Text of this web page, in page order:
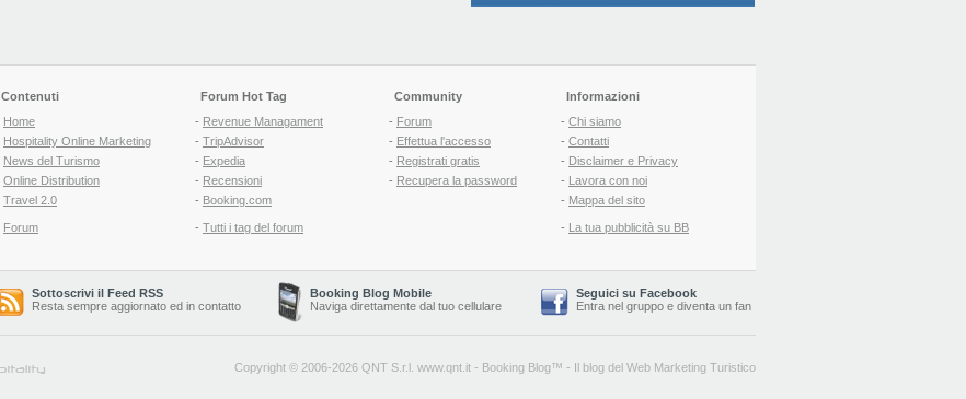
Contenuti
Home
Hospitality Online Marketing
News del Turismo
Online Distribution
Travel 2.0
Forum
Forum Hot Tag
- Revenue Managament
- TripAdvisor
- Expedia
- Recensioni
- Booking.com
- Tutti i tag del forum
Community
- Forum
- Effettua l'accesso
- Registrati gratis
- Recupera la password
Informazioni
- Chi siamo
- Contatti
- Disclaimer e Privacy
- Lavora con noi
- Mappa del sito
- La tua pubblicità su BB
Sottoscrivi il Feed RSS
Resta sempre aggiornato ed in contatto
Booking Blog Mobile
Naviga direttamente dal tuo cellulare
Seguici su Facebook
Entra nel gruppo e diventa un fan
Copyright © 2006-2026 QNT S.r.l. www.qnt.it - Booking Blog™ - Il blog del Web Marketing Turistico